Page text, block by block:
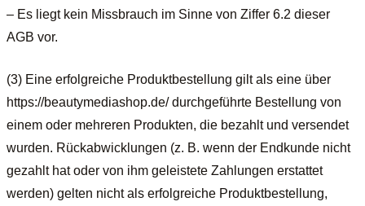
– Es liegt kein Missbrauch im Sinne von Ziffer 6.2 dieser
AGB vor.
(3) Eine erfolgreiche Produktbestellung gilt als eine über
https://beautymediashop.de/ durchgeführte Bestellung von
einem oder mehreren Produkten, die bezahlt und versendet
wurden. Rückabwicklungen (z. B. wenn der Endkunde nicht
gezahlt hat oder von ihm geleistete Zahlungen erstattet
werden) gelten nicht als erfolgreiche Produktbestellung,